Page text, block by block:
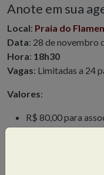
Anote em sua
Local: Praia do
Data: 28 de novembro
Hora: 18h30
Vagas: Limitadas a 24
Valores:
R$ 80,00 para
R$ 120,00 para